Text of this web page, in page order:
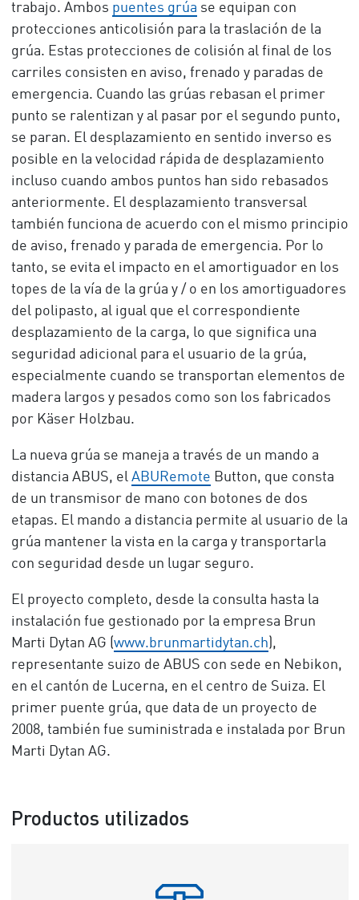
trabajo. Ambos puentes grúa se equipan con
protecciones anticolisión para la traslación de la
grúa. Estas protecciones de colisión al final de los
carriles consisten en aviso, frenado y paradas de
emergencia. Cuando las grúas rebasan el primer
punto se ralentizan y al pasar por el segundo punto,
se paran. El desplazamiento en sentido inverso es
posible en la velocidad rápida de desplazamiento
incluso cuando ambos puntos han sido rebasados
anteriormente. El desplazamiento transversal
también funciona de acuerdo con el mismo principio
de aviso, frenado y parada de emergencia. Por lo
tanto, se evita el impacto en el amortiguador en los
topes de la vía de la grúa y / o en los amortiguadores
del polipasto, al igual que el correspondiente
desplazamiento de la carga, lo que significa una
seguridad adicional para el usuario de la grúa,
especialmente cuando se transportan elementos de
madera largos y pesados como son los fabricados
por Käser Holzbau.
La nueva grúa se maneja a través de un mando a
distancia ABUS, el ABURemote Button, que consta
de un transmisor de mano con botones de dos
etapas. El mando a distancia permite al usuario de la
grúa mantener la vista en la carga y transportarla
con seguridad desde un lugar seguro.
El proyecto completo, desde la consulta hasta la
instalación fue gestionado por la empresa Brun
Marti Dytan AG (www.brunmartidytan.ch),
representante suizo de ABUS con sede en Nebikon,
en el cantón de Lucerna, en el centro de Suiza. El
primer puente grúa, que data de un proyecto de
2008, también fue suministrada e instalada por Brun
Marti Dytan AG.
Productos utilizados